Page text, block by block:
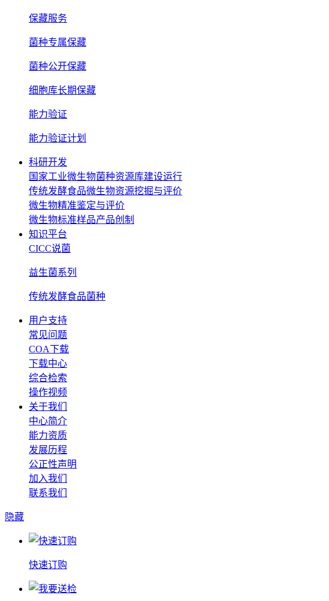
保藏服务
菌种专属保藏
菌种公开保藏
细胞库长期保藏
能力验证
能力验证计划
科研开发
国家工业微生物菌种资源库建设运行
传统发酵食品微生物资源挖掘与评价
微生物精准鉴定与评价
微生物标准样品产品创制
知识平台
CICC说菌
益生菌系列
传统发酵食品菌种
用户支持
常见问题
COA下载
下载中心
综合检索
操作视频
关于我们
中心简介
能力资质
发展历程
公正性声明
加入我们
联系我们
隐藏
快速订购